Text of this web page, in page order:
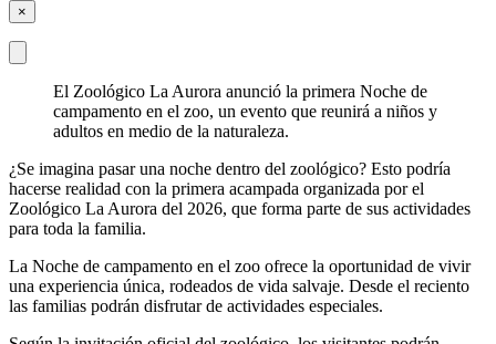
×
El Zoológico La Aurora anunció la primera Noche de
campamento en el zoo, un evento que reunirá a niños y
adultos en medio de la naturaleza.
¿Se imagina pasar una noche dentro del zoológico? Esto podría
hacerse realidad con la primera acampada organizada por el
Zoológico La Aurora del 2026, que forma parte de sus actividades
para toda la familia.
La Noche de campamento en el zoo ofrece la oportunidad de vivir
una experiencia única, rodeados de vida salvaje. Desde el reciento
las familias podrán disfrutar de actividades especiales.